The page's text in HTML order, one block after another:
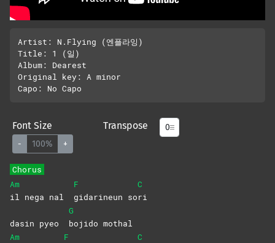
Artist: N.Flying (엔플라잉)
Title: 1 (일)
Album: Dearest
Original key: A minor
Font Size
- 100% +
Transpose
Chorus
Am
il nega nal
F
gidarineun so
C
ri
dasin pyeo
G
bojido mothal
Am
F
C